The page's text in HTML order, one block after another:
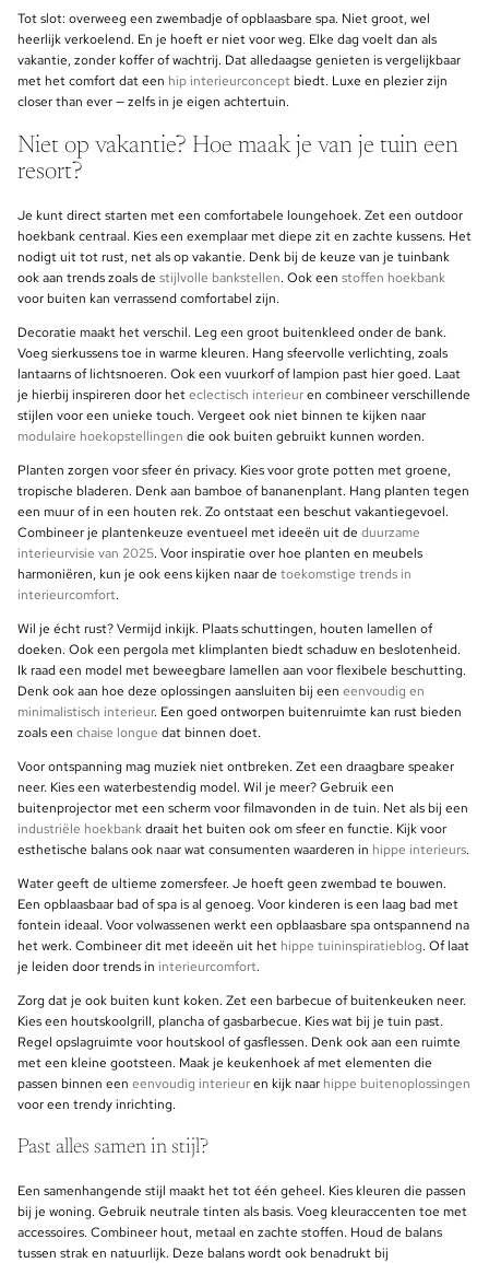
Tot slot: overweeg een zwembadje of opblaasbare spa. Niet groot, wel
heerlijk verkoelend. En je hoeft er niet voor weg. Elke dag voelt dan als
vakantie, zonder koffer of wachtrij. Dat alledaagse genieten is vergelijkbaar
met het comfort dat een hip interieurconcept biedt. Luxe en plezier zijn
closer than ever — zelfs in je eigen achtertuin.
Niet op vakantie? Hoe maak je van je tuin een
resort?
Je kunt direct starten met een comfortabele loungehoek. Zet een outdoor
hoekbank centraal. Kies een exemplaar met diepe zit en zachte kussens. Het
nodigt uit tot rust, net als op vakantie. Denk bij de keuze van je tuinbank
ook aan trends zoals de stijlvolle bankstellen. Ook een stoffen hoekbank
voor buiten kan verrassend comfortabel zijn.
Decoratie maakt het verschil. Leg een groot buitenkleed onder de bank.
Voeg sierkussens toe in warme kleuren. Hang sfeervolle verlichting, zoals
lantaarns of lichtsnoeren. Ook een vuurkorf of lampion past hier goed. Laat
je hierbij inspireren door heteclectisch interieuren combineer verschillende
stijlen voor een unieke touch. Vergeet ook niet binnen te kijken naar
modulaire hoekopstellingen die ook buiten gebruikt kunnen worden.
Planten zorgen voor sfeer én privacy. Kies voor grote potten met groene,
tropische bladeren. Denk aan bamboe of bananenplant. Hang planten tegen
een muur of in een houten rek. Zo ontstaat een beschut vakantiegevoel.
Combineer je plantenkeuze eventueel met ideeën uit de duurzame
interieurvisie van 2025. Voor inspiratie over hoe planten en meubels
harmoniëren, kun je ook eens kijken naar de toekomstige trends in
interieurcomfort.
Wil je écht rust? Vermijd inkijk. Plaats schuttingen, houten lamellen of
doeken. Ook een pergola met klimplanten biedt schaduw en beslotenheid.
Ik raad een model met beweegbare lamellen aan voor flexibele beschutting.
Denk ook aan hoe deze oplossingen aansluiten bij een eenvoudig en
minimalistisch interieur. Een goed ontworpen buitenruimte kan rust bieden
zoals een chaise longue dat binnen doet.
Voor ontspanning mag muziek niet ontbreken. Zet een draagbare speaker
neer. Kies een waterbestendig model. Wil je meer? Gebruik een
buitenprojector met een scherm voor filmavonden in de tuin. Net als bij een
industriële hoekbankdraait het buiten ook om sfeer en functie. Kijk voor
esthetische balans ook naar wat consumenten waarderen in hippe interieurs.
Water geeft de ultieme zomersfeer. Je hoeft geen zwembad te bouwen.
Een opblaasbaar bad of spa is al genoeg. Voor kinderen is een laag bad met
fontein ideaal. Voor volwassenen werkt een opblaasbare spa ontspannend na
het werk. Combineer dit met ideeën uit het hippe tuininspiratieblog. Of laat
je leiden door trends in interieurcomfort.
Zorg dat je ook buiten kunt koken. Zet een barbecue of buitenkeuken neer.
Kies een houtskoolgrill, plancha of gasbarbecue. Kies wat bij je tuin past.
Regel opslagruimte voor houtskool of gasflessen. Denk ook aan een ruimte
met een kleine gootsteen. Maak je keukenhoek af met elementen die
passen binnen een eenvoudig interieuren kijk naar hippe buitenoplossingen
voor een trendy inrichting.
Past alles samen in stijl?
Een samenhangende stijl maakt het tot één geheel. Kies kleuren die passen
bij je woning. Gebruik neutrale tinten als basis. Voeg kleuraccenten toe met
accessoires. Combineer hout, metaal en zachte stoffen. Houd de balans
tussen strak en natuurlijk. Deze balans wordt ook benadrukt bij